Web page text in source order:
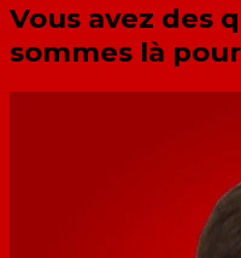
Vous avez des
sommes là